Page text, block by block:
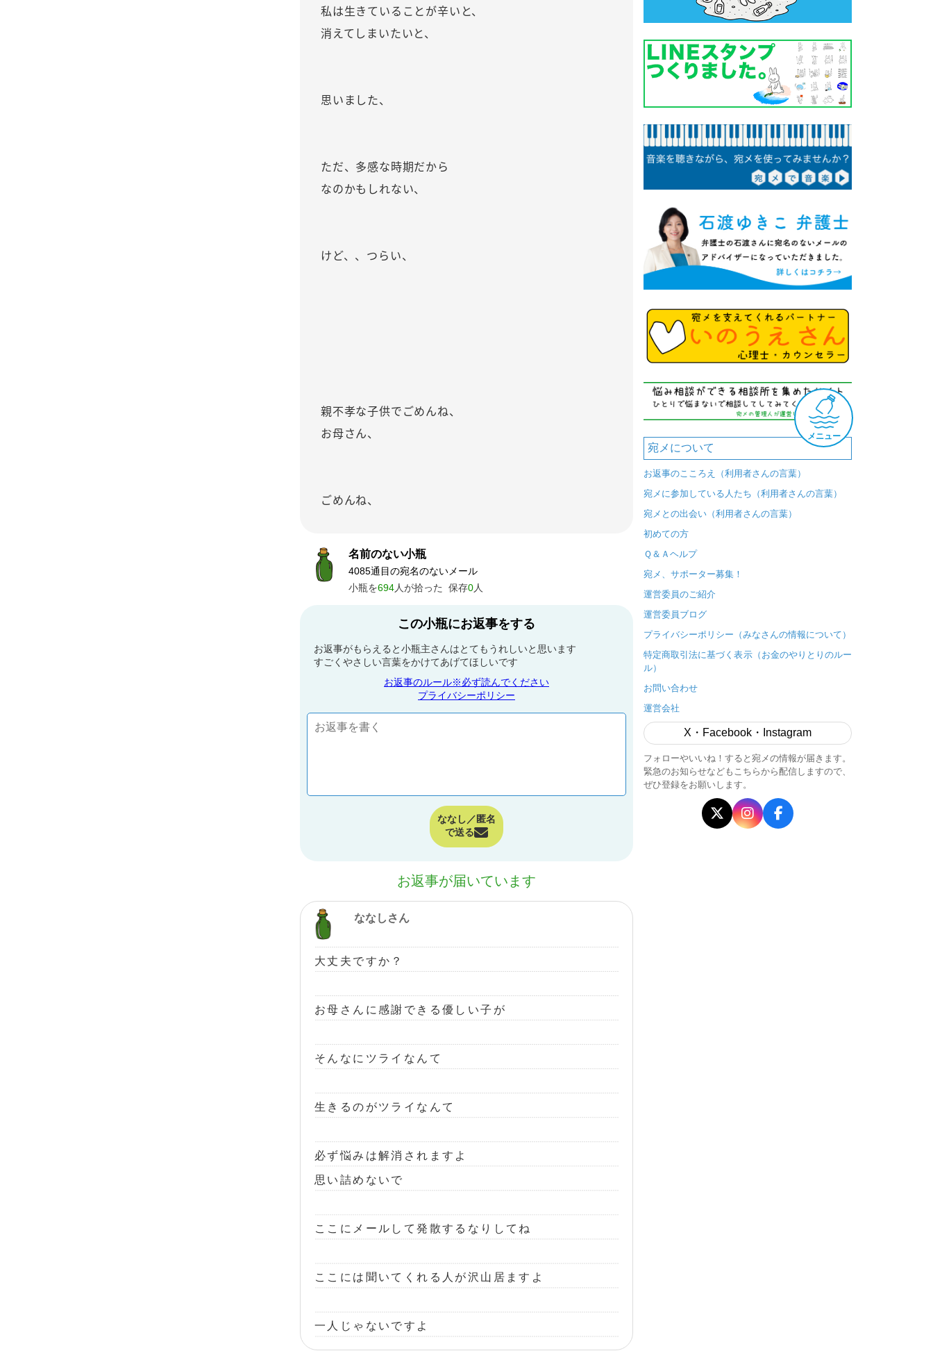
メニュー
私は生きていることが辛いと、
消えてしまいたいと、
思いました、
ただ、多感な時期だから
なのかもしれない、
けど、、つらい、
親不孝な子供でごめんね、
お母さん、
ごめんね、
名前のない小瓶
4085通目の宛名のないメール
小瓶を694 人が拾った 保存0 人
この小瓶にお返事をする
お返事がもらえると小瓶主さんはとてもうれしいと思います
すごくやさしい言葉をかけてあげてほしいです
お返事のルール※必ず読んでください
プライバシーポリシー
ななし／匿名
で送る
お返事が届いています
ななしさん
大丈夫ですか？
お母さんに感謝できる優しい子が
そんなにツライなんて
生きるのがツライなんて
必ず悩みは解消されますよ
思い詰めないで
ここにメールして発散するなりしてね
ここには聞いてくれる人が沢山居ますよ
一人じゃないですよ
宛メについて
お返事のこころえ（利用者さんの言葉）
宛メに参加している人たち（利用者さんの言葉）
宛メとの出会い（利用者さんの言葉）
初めての方
Ｑ＆Ａヘルプ
宛メ、サポーター募集！
運営委員のご紹介
運営委員ブログ
プライバシーポリシー（みなさんの情報について）
特定商取引法に基づく表示（お金のやりとりのルー
ル）
お問い合わせ
運営会社
X・Facebook・Instagram
フォローやいいね！すると宛メの情報が届きます。
緊急のお知らせなどもこちらから配信しますので、
ぜひ登録をお願いします。